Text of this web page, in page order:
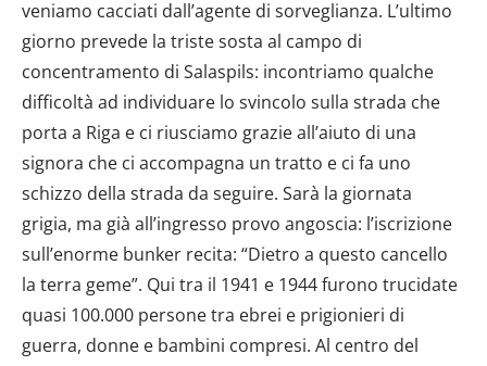
veniamo cacciati dall’agente di sorveglianza. L’ultimo
giorno prevede la triste sosta al campo di
concentramento di Salaspils: incontriamo qualche
difficoltà ad individuare lo svincolo sulla strada che
porta a Riga e ci riusciamo grazie all’aiuto di una
signora che ci accompagna un tratto e ci fa uno
schizzo della strada da seguire. Sarà la giornata
grigia, ma già all’ingresso provo angoscia: l’iscrizione
sull’enorme bunker recita: “Dietro a questo cancello
la terra geme”. Qui tra il 1941 e 1944 furono trucidate
quasi 100.000 persone tra ebrei e prigionieri di
guerra, donne e bambini compresi. Al centro del